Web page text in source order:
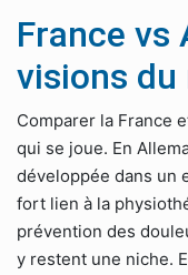
France vs
visions du
Comparer la France
qui se joue. En
développée dans un
fort lien à la
prévention des
y restent une niche.